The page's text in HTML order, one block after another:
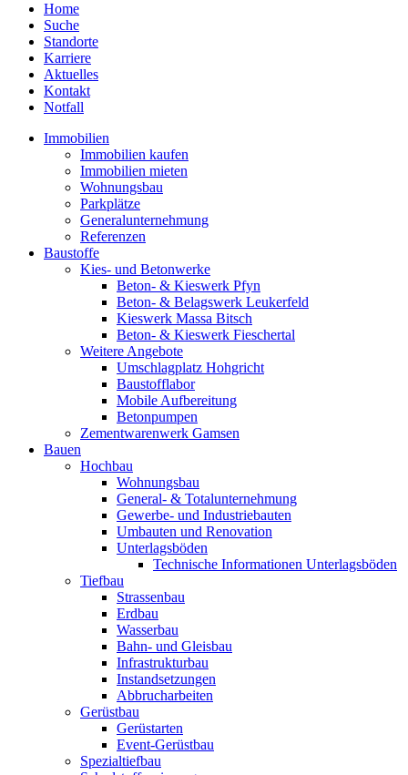
Home
Suche
Standorte
Karriere
Aktuelles
Kontakt
Notfall
Immobilien
Immobilien kaufen
Immobilien mieten
Wohnungsbau
Parkplätze
Generalunternehmung
Referenzen
Baustoffe
Kies- und Betonwerke
Beton- & Kieswerk Pfyn
Beton- & Belagswerk Leukerfeld
Kieswerk Massa Bitsch
Beton- & Kieswerk Fieschertal
Weitere Angebote
Umschlagplatz Hohgricht
Baustofflabor
Mobile Aufbereitung
Betonpumpen
Zementwarenwerk Gamsen
Bauen
Hochbau
Wohnungsbau
General- & Totalunternehmung
Gewerbe- und Industriebauten
Umbauten und Renovation
Unterlagsböden
Technische Informationen Unterlagsböden
Tiefbau
Strassenbau
Erdbau
Wasserbau
Bahn- und Gleisbau
Infrastrukturbau
Instandsetzungen
Abbrucharbeiten
Gerüstbau
Gerüstarten
Event-Gerüstbau
Spezialtiefbau